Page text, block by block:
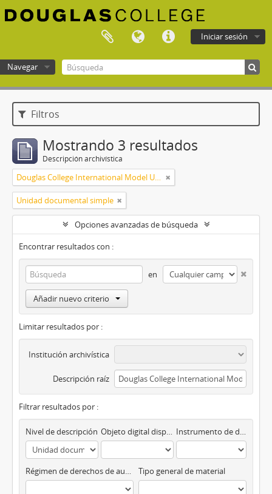
Iniciar sesión
Navegar
Filtros
Mostrando 3 resultados
Descripción archivística
Douglas College International Model United Nations (DOUGIMUN)
Unidad documental simple
Opciones avanzadas de búsqueda
Encontrar resultados con :
en
Añadir nuevo criterio
Limitar resultados por :
Institución archivística
Descripción raíz
Filtrar resultados por :
Nivel de descripción Objeto digital disponibles Instrumento de descripción
Régimen de derechos de autor Tipo general de material